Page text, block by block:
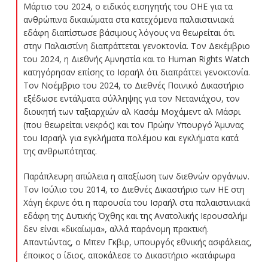
Μάρτιο του 2024, ο ειδικός εισηγητής του ΟΗΕ για τα
ανθρώπινα δικαιώματα στα κατεχόμενα παλαιστινιακά
εδάφη διαπίστωσε βάσιμους λόγους να θεωρείται ότι
στην Παλαιστίνη διαπράττεται γενοκτονία. Τον Δεκέμβριο
του 2024, η Διεθνής Αμνηστία και το Human Rights Watch
κατηγόρησαν επίσης το Ισραήλ ότι διαπράττει γενοκτονία.
Τον Νοέμβριο του 2024, το Διεθνές Ποινικό Δικαστήριο
εξέδωσε εντάλματα σύλληψης για τον Νετανιάχου, τον
διοικητή των ταξιαρχιών αλ Κασάμ Μοχάμεντ αλ Μάσρι
(που θεωρείται νεκρός) και τον Πρώην Υπουργό Άμυνας
του Ισραήλ για εγκλήματα πολέμου και εγκλήματα κατά
της ανθρωπότητας.
Παράπλευρη απώλεια η απαξίωση των διεθνών οργάνων.
Τον Ιούλιο του 2014, το Διεθνές Δικαστήριο των ΗΕ στη
Χάγη έκρινε ότι η παρουσία του Ισραήλ στα παλαιστινιακά
εδάφη της Δυτικής Όχθης και της Ανατολικής Ιερουσαλήμ
δεν είναι «δικαίωμα», αλλά παράνομη πρακτική.
Απαντώντας, ο Μπεν Γκβιρ, υπουργός εθνικής ασφάλειας,
έποικος ο ίδιος, αποκάλεσε το Δικαστήριο «κατάφωρα